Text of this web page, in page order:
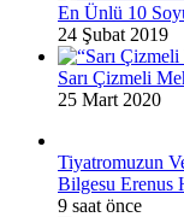
En Ünlü 10
24 Şubat 2019
Sarı Çizmeli
25 Mart 2020
Tiyatromuzun
Bilgesu Erenus
9 saat önce